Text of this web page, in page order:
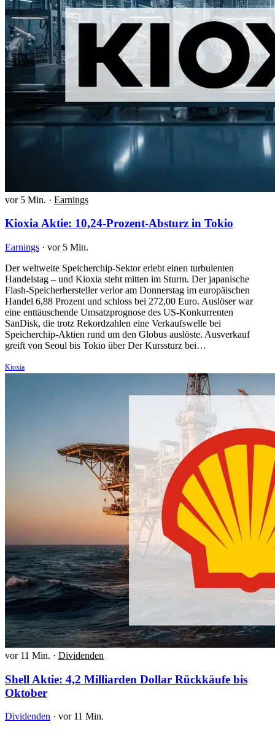
vor 5 Min. · Earnings
Kioxia Aktie: 10,24-Prozent-Absturz in Tokio
Earnings · vor 5 Min.
Der weltweite Speicherchip-Sektor erlebt einen turbulenten
Handelstag – und Kioxia steht mitten im Sturm. Der japanische
Flash-Speicherhersteller verlor am Donnerstag im europäischen
Handel 6,88 Prozent und schloss bei 272,00 Euro. Auslöser war
eine enttäuschende Umsatzprognose des US-Konkurrenten
SanDisk, die trotz Rekordzahlen eine Verkaufswelle bei
Speicherchip-Aktien rund um den Globus auslöste. Ausverkauf
greift von Seoul bis Tokio über Der Kurssturz bei…
Kioxia
vor 11 Min. · Dividenden
Shell Aktie: 4,2 Milliarden Dollar Rückkäufe bis
Oktober
Dividenden · vor 11 Min.